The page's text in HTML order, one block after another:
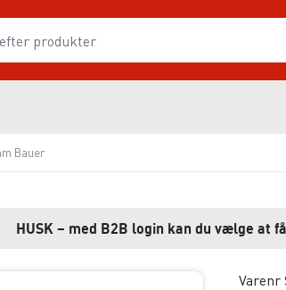
Bauer
HUSK – med B2B login kan du vælge at
Varenr